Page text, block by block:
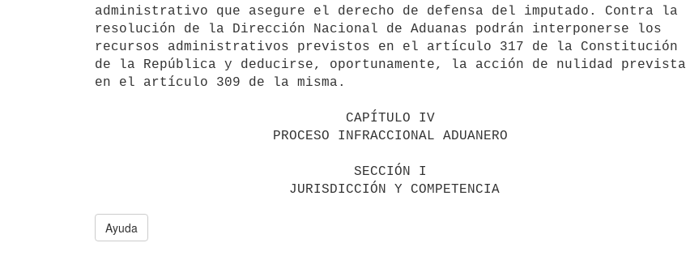
administrativo que asegure el derecho de defensa del imputado. Contra la
resolución de la Dirección Nacional de Aduanas podrán interponerse los
recursos administrativos previstos en el artículo 317 de la Constitución
de la República y deducirse, oportunamente, la acción de nulidad prevista
en el artículo 309 de la misma.
Ayuda